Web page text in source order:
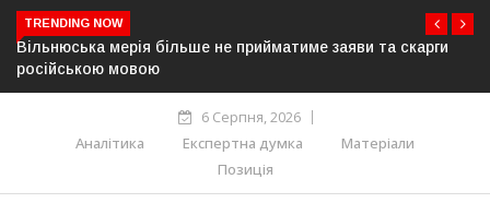
TRENDING NOW
скарги
В Угорщині можуть обрати нового президента вже
серпня — фракція «Тиси»
6 Серпня, 2026
Аналітика
Експертна думка
Матеріали
Позиція